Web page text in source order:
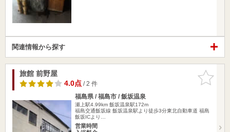
関連情報から探す
お気に入
りに追加
旅館 前野屋
4.0点/ 2 件
福島県 / 福島市 / 飯坂温泉
瀬上駅4.99km 飯坂温泉駅172m
福島交通飯坂線 飯坂温泉駅より徒歩3分東北自動車道 福島
飯坂ICより…
営業時間